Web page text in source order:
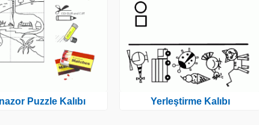
Puzzle Kalıbı Yerleştirme Kalıbı